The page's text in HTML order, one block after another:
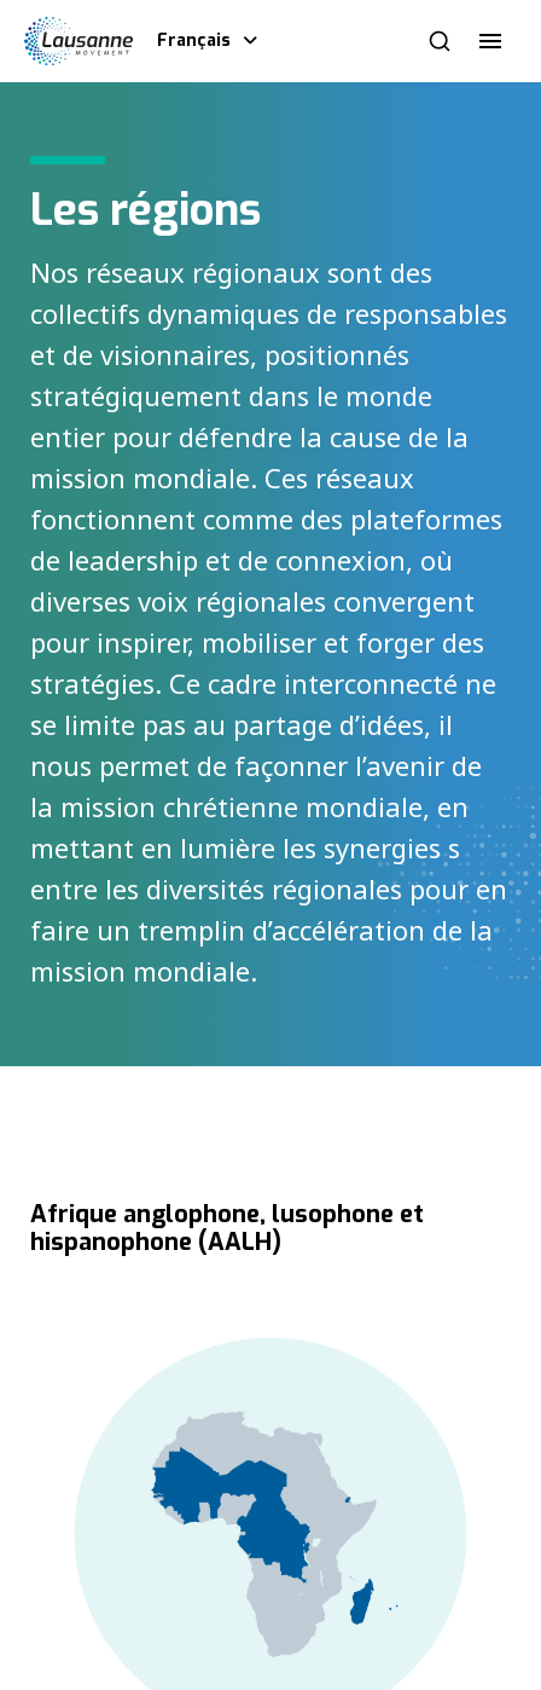
Français
Les régions
Nos réseaux régionaux sont des
collectifs dynamiques de responsables
et de visionnaires, positionnés
stratégiquement dans le monde
entier pour défendre la cause de la
mission mondiale. Ces réseaux
fonctionnent comme des plateformes
de leadership et de connexion, où
diverses voix régionales convergent
pour inspirer, mobiliser et forger des
stratégies. Ce cadre interconnecté ne
se limite pas au partage d’idées, il
nous permet de façonner l’avenir de
la mission chrétienne mondiale, en
mettant en lumière les synergies s
entre les diversités régionales pour en
faire un tremplin d’accélération de la
mission mondiale.
Afrique anglophone, lusophone et
hispanophone (AALH)